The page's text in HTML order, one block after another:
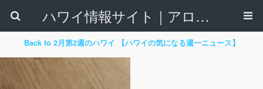
ハワイ情報サイト｜アロハタウンネット
Back to 2月第2週のハワイ 【ハワイの気になる週一ニュース】